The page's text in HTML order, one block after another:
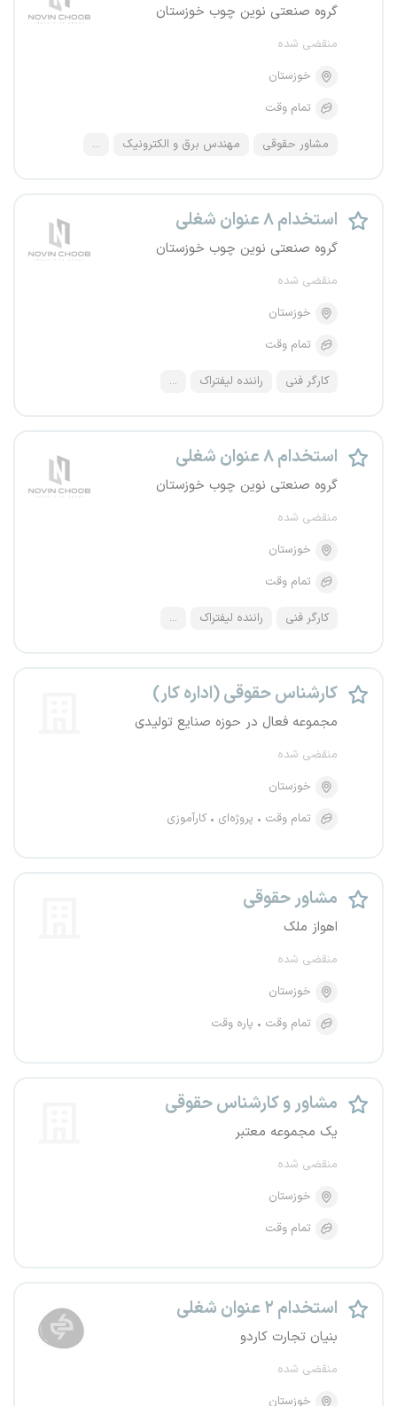
گروه صنعتی نوین چوب خوزستان
منقضی شده
خوزستان
تمام وقت
مشاور حقوقی مهندس برق و الکترونیک ...
استخدام ۸ عنوان شغلی
گروه صنعتی نوین چوب خوزستان
منقضی شده
خوزستان
تمام وقت
کارگر فنی راننده لیفتراک ...
استخدام ۸ عنوان شغلی
گروه صنعتی نوین چوب خوزستان
منقضی شده
خوزستان
تمام وقت
کارگر فنی راننده لیفتراک ...
کارشناس حقوقی (اداره کار)
مجموعه فعال در حوزه صنایع تولیدی
منقضی شده
خوزستان
تمام وقت
پروژه‌ای کارآموزی
مشاور حقوقی
اهواز ملک
منقضی شده
خوزستان
تمام وقت
پاره وقت
مشاور و کارشناس حقوقی
یک مجموعه معتبر
منقضی شده
خوزستان
تمام وقت
استخدام ۲ عنوان شغلی
بنیان تجارت کاردو
منقضی شده
خوزستان